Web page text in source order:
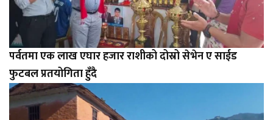
पर्वतमा एक लाख एघार हजार राशीको दोस्रो सेभेन ए साईड
फुटबल प्रतयोगिता हुँदै